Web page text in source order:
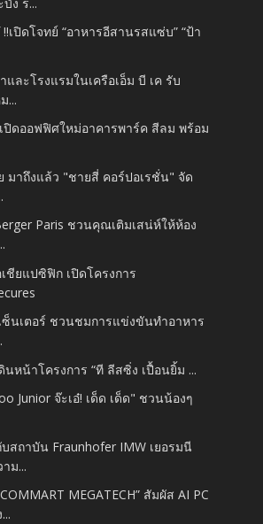
เปิดโจทย์ “อาหารอีสานรสแซ่บ” “ป้า
และโรงแรมในเครือเอ็ม บี เค รับ
...
ปิดออฟฟิศใหม่อาคารพาร์ค สีลม พร้อม
มาถึงแล้ว "ชายสี่ คอร์ปอเรชั่น" จัด
Paris ชวนคุณเติมเสน่ห์ให้ห้อง
ชียแปซิฟิก เปิดโครงการ
ซ็นเตอร์ ชวนชมการแข่งขันทำอาหาร
นหน้าโครงการ “ที ลีสซิ่ง เปื้อนยิ้ม ...
Junior จ๊ะเอ๋! เด็ด เด็ด" ชวนน้องๆ
สถาบัน Fraunhofer IMW เยอรมนี
ม...
MEGATECH” สัมผัส AI PC